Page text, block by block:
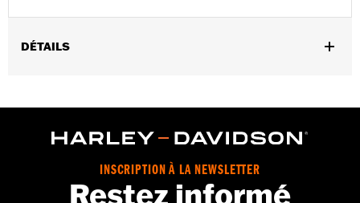
DÉTAILS
Position On Bike: Front
Each
Steel
INSCRIPTION À LA NEWSLETTER
Restez informé